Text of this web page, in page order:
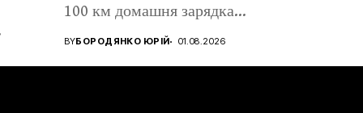
100 км домашня зарядка
коштує...
BYБОРОДЯНКО ЮРІЙ 01.08.2026